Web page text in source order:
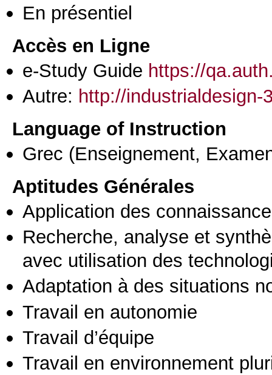
En présentiel
Accès en Ligne
e-Study Guide https://
Autre: http://industrialdesign-
Language of Instruction
Grec (Enseignement,
Aptitudes Générales
Application des
Recherche, analyse et
avec utilisation des
Adaptation à des situations
Travail en autonomie
Travail d’équipe
Travail en environnement